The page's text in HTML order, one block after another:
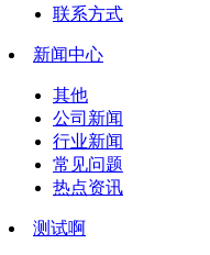
联系方式
新闻中心
其他
公司新闻
行业新闻
常见问题
热点资讯
测试啊